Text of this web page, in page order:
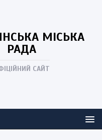
МІСЬКА
РАДА
САЙТ